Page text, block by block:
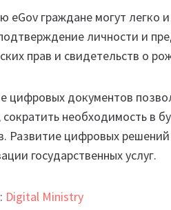
eGov граждане могут легко
личности и
прав и свидетельств о
цифровых документов
сократить необходимость в
Развитие цифровых
государственных услуг.
Digital Ministry